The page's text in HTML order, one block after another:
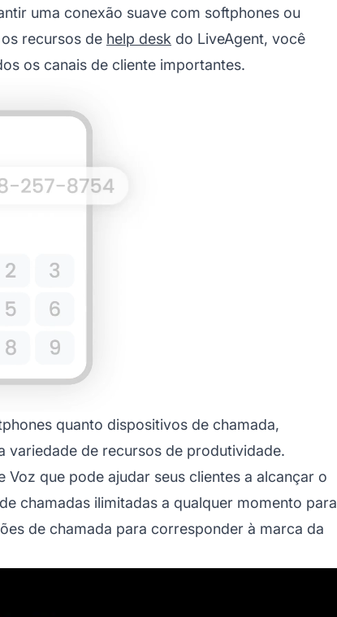
uma conexão suave com softphones ou
recursos de help desk do LiveAgent, você
os canais de cliente importantes.
quanto dispositivos de chamada,
variedade de recursos de produtividade.
que pode ajudar seus clientes a alcançar o
chamadas ilimitadas a qualquer momento para
de chamada para corresponder à marca da